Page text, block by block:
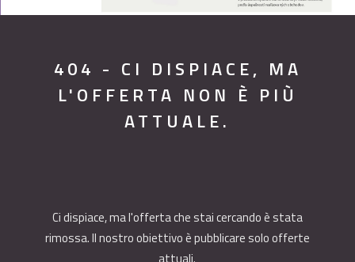
404 - CI DISPIACE, MA
L'OFFERTA NON È PIÙ
ATTUALE.
Ci dispiace, ma l'offerta che stai cercando è stata
rimossa. Il nostro obiettivo è pubblicare solo offerte